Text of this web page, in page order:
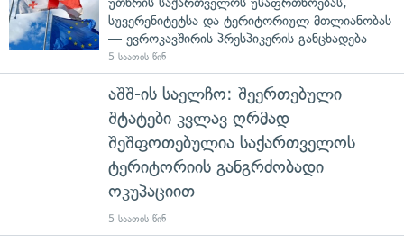
სუვერენიტეტსა და ტერიტორიულ მთლიანობას
— ევროკავშირის პრესპიკერის განცხადება
5 საათის წინ
აშშ-ის საელჩო: შეერთებული
შტატები კვლავ ღრმად
შეშფოთებულია საქართველოს
ტერიტორიის განგრძობადი
ოკუპაციით
5 საათის წინ